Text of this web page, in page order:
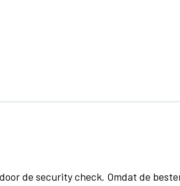
de security check. Omdat de